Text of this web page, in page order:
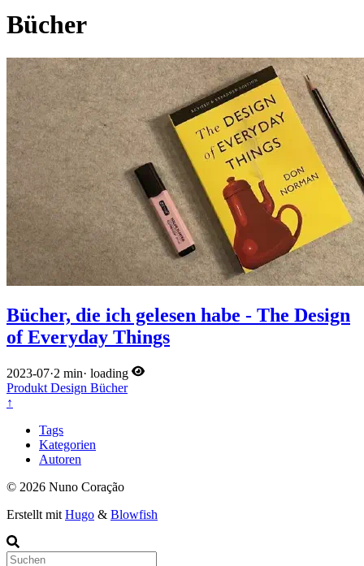
Bücher
Bücher, die ich gelesen habe - The Design
of Everyday Things
2023-07·2 min· loading
Produkt Design Bücher
↑
Tags
Kategorien
Autoren
© 2026 Nuno Coração
Erstellt mit Hugo & Blowfish